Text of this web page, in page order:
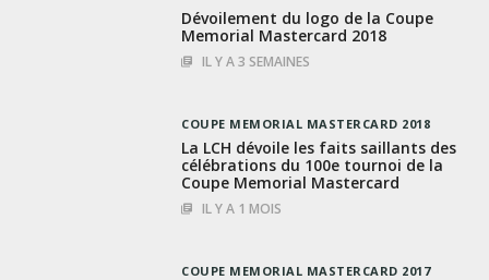
Dévoilement du logo de la Coupe
Memorial Mastercard 2018
IL Y A 3 SEMAINES
COUPE MEMORIAL MASTERCARD 2018
La LCH dévoile les faits saillants des
célébrations du 100e tournoi de la
Coupe Memorial Mastercard
IL Y A 1 MOIS
COUPE MEMORIAL MASTERCARD 2017